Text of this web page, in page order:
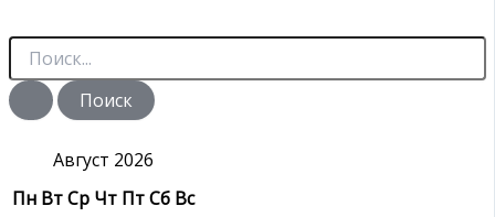
П
и
с
Август 2026
Пн ВтСр Чт ПтСб Вс